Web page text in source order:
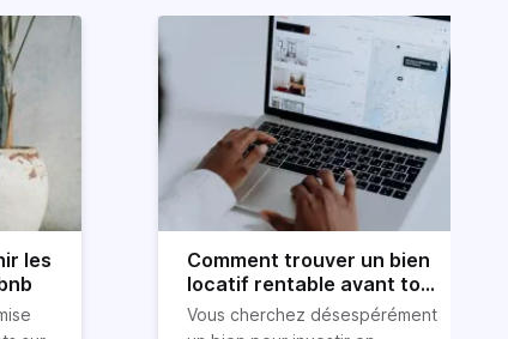
les
Comment trouver un bien
locatif rentable avant tout
le monde ?
Vous cherchez désespérément